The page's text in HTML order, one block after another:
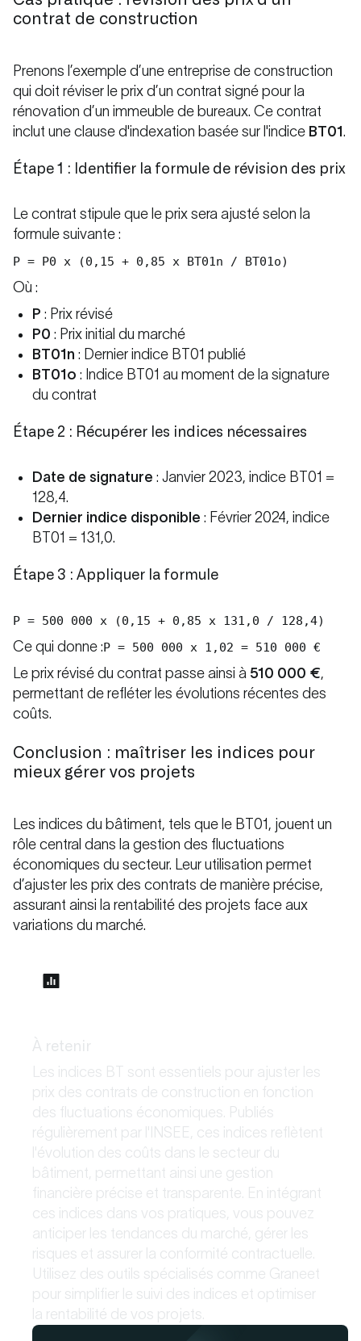
contrat de construction
Prenons l’exemple d’une entreprise de construction
qui doit réviser le prix d’un contrat signé pour la
rénovation d’un immeuble de bureaux. Ce contrat
inclut une clause d'indexation basée sur l'indice BT01 .
Étape 1 : Identifier la formule de révision des prix
Le contrat stipule que le prix sera ajusté selon la
formule suivante :
P = P0 x (0,15 + 0,85 x BT01n / BT01o)
Où :
P : Prix révisé
P0 : Prix initial du marché
BT01n : Dernier indice BT01 publié
BT01o : Indice BT01 au moment de la signature
du contrat
Étape 2 : Récupérer les indices nécessaires
Date de signature : Janvier 2023, indice BT01 =
128,4.
Dernier indice disponible : Février 2024, indice
BT01 = 131,0.
Étape 3 : Appliquer la formule
P = 500 000 x (0,15 + 0,85 x 131,0 / 128,4)
Ce qui donne :P = 500 000 x 1,02 = 510 000 €
Le prix révisé du contrat passe ainsi à 510 000 €,
permettant de refléter les évolutions récentes des
coûts.
Conclusion : maîtriser les indices pour
mieux gérer vos projets
Les indices du bâtiment, tels que le BT01, jouent un
rôle central dans la gestion des fluctuations
économiques du secteur. Leur utilisation permet
d’ajuster les prix des contrats de manière précise,
assurant ainsi la rentabilité des projets face aux
variations du marché.
À retenir
Les indices BT sont essentiels pour ajuster les
prix des contrats de construction en fonction
des fluctuations économiques. Publiés
régulièrement par l'INSEE, ces indices reflètent
l'évolution des coûts dans le secteur du
bâtiment, permettant ainsi une gestion
financière précise et transparente. En intégrant
ces indices dans vos pratiques, vous pouvez
anticiper les tendances du marché, gérer les
risques et assurer la conformité contractuelle.
Utilisez des outils spécialisés comme Graneet
pour simplifier le suivi des indices et optimiser
la rentabilité de vos projets.